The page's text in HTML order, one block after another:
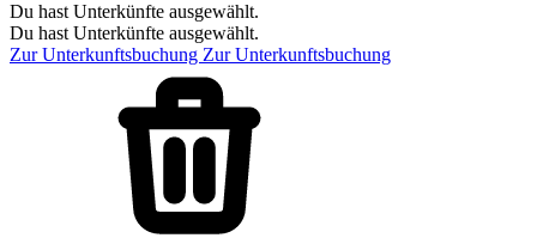
Du hast Unterkünfte ausgewählt.
Du hast Unterkünfte ausgewählt.
Zur Unterkunftsbuchung Zur Unterkunftsbuchung